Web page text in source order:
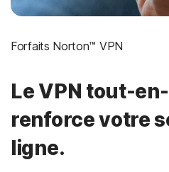
Forfaits Norton™ VPN
Le VPN tout-
renforce votre
ligne.